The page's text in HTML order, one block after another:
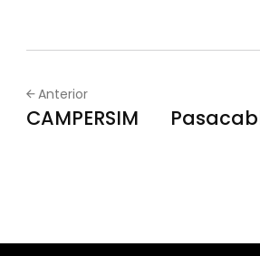
Anterior
CAMPERSIM